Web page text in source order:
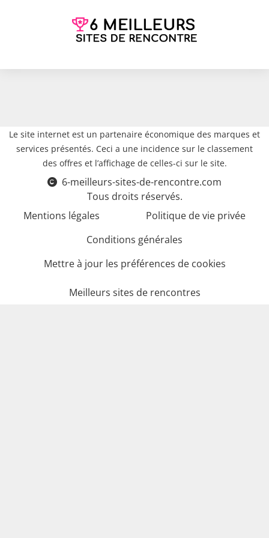
Le site internet est un partenaire économique des marques et
services présentés. Ceci a une incidence sur le classement
des offres et l’affichage de celles-ci sur le site.
6-meilleurs-sites-de-rencontre.com
Tous droits réservés.
Mentions légales
Politique de vie privée
Conditions générales
Mettre à jour les préférences de cookies
Meilleurs sites de rencontres